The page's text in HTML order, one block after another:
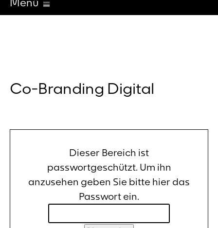
Co-Branding Digital
Dieser Bereich ist
passwortgeschützt. Um ihn
anzusehen geben Sie bitte hier das
Passwort ein.